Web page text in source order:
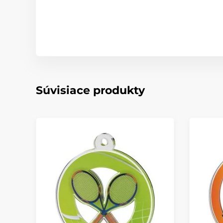
Súvisiace produkty